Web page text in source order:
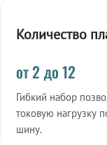
Количество
от 2 до 12
Гибкий набор
токовую нагрузку
шину.